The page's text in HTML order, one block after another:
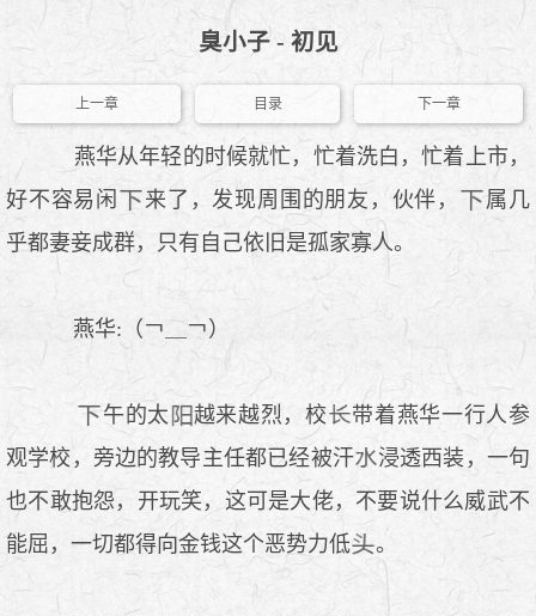
臭小子 - 初见
上一章 目录 下一章
燕华从年轻的时候就忙，忙着洗白，忙着上市，
好不容易闲
来了，发现周围的朋友，伙伴，
属几
乎都妻妾成群，只有自己依旧是孤家寡人。
燕华:（￢＿￢）
午的太 越来越烈，校
带着燕华一行人参
观学校，旁边的教导主任都已经被汗
浸透西装，一句
也不敢抱怨，开玩笑，这可是大佬，不要说什么威武不
能屈，一切都得向金钱这个恶势力低
。